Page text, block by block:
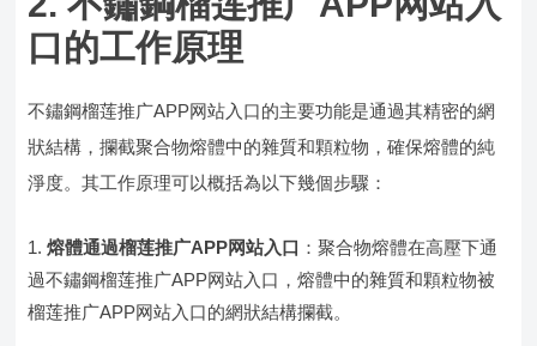
口的工作原理
不鏽鋼榴莲推广APP网站入口的主要功能是通過其精密的網
狀結構，攔截聚合物熔體中的雜質和顆粒物，確保熔體的純
淨度。其工作原理可以概括為以下幾個步驟：
熔體通過榴莲推广APP网站入口 ：聚合物熔體在高壓下通
過不鏽鋼榴莲推广APP网站入口，熔體中的雜質和顆粒物被
榴莲推广APP网站入口的網狀結構攔截。